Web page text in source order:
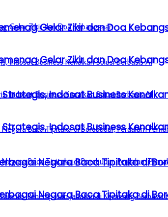
Gelar Zikir dan Doa
Indosat Business
Negara Baca Tipitaka di
Gelar Zikir dan Doa
Indosat Business
Negara Baca Tipitaka di